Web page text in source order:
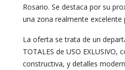
Rosario. Se destaca por su
una zona realmente excelente
La oferta se trata de un
TOTALES de USO EXLUSIVO,
constructiva, y detalles